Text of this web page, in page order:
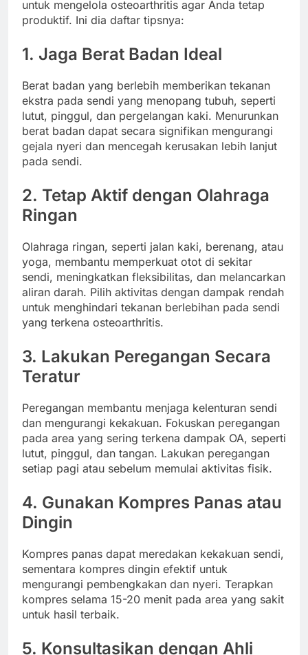
untuk mengelola osteoarthritis agar Anda tetap
produktif. Ini dia daftar tipsnya:
1. Jaga Berat Badan Ideal
Berat badan yang berlebih memberikan tekanan
ekstra pada sendi yang menopang tubuh, seperti
lutut, pinggul, dan pergelangan kaki. Menurunkan
berat badan dapat secara signifikan mengurangi
gejala nyeri dan mencegah kerusakan lebih lanjut
pada sendi.
2. Tetap Aktif dengan Olahraga
Ringan
Olahraga ringan, seperti jalan kaki, berenang, atau
yoga, membantu memperkuat otot di sekitar
sendi, meningkatkan fleksibilitas, dan melancarkan
aliran darah. Pilih aktivitas dengan dampak rendah
untuk menghindari tekanan berlebihan pada sendi
yang terkena osteoarthritis.
3. Lakukan Peregangan Secara
Teratur
Peregangan membantu menjaga kelenturan sendi
dan mengurangi kekakuan. Fokuskan peregangan
pada area yang sering terkena dampak OA, seperti
lutut, pinggul, dan tangan. Lakukan peregangan
setiap pagi atau sebelum memulai aktivitas fisik.
4. Gunakan Kompres Panas atau
Dingin
Kompres panas dapat meredakan kekakuan sendi,
sementara kompres dingin efektif untuk
mengurangi pembengkakan dan nyeri. Terapkan
kompres selama 15-20 menit pada area yang sakit
untuk hasil terbaik.
5. Konsultasikan dengan Ahli